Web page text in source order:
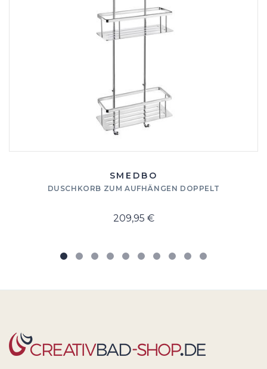
SMEDBO
DUSCHKORB ZUM AUFHÄNGEN DOPPELT
209,95 €